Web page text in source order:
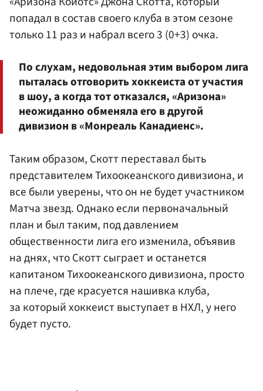
попадал в состав своего клуба в этом сезоне
только 11 раз и набрал всего 3 (0+3) очка.
По слухам, недовольная этим выбором лига
пыталась отговорить хоккеиста от участия
в шоу, а когда тот отказался, «Аризона»
неожиданно обменяла его в другой
дивизион в «Монреаль Канадиенс».
Таким образом, Скотт переставал быть
представителем Тихоокеанского дивизиона, и
все были уверены, что он не будет участником
Матча звезд. Однако если первоначальный
план и был таким, под давлением
общественности лига его изменила, объявив
на днях, что Скотт сыграет и останется
капитаном Тихоокеанского дивизиона, просто
на плече, где красуется нашивка клуба,
за который хоккеист выступает в НХЛ, у него
будет пусто.